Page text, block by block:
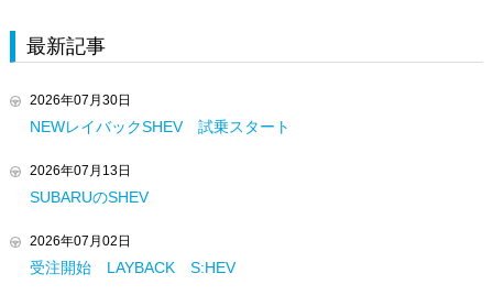
最新記事
2026年07月30日
NEWレイバックSHEV 試乗スタート
2026年07月13日
SUBARUのSHEV
2026年07月02日
受注開始 LAYBACK S:HEV